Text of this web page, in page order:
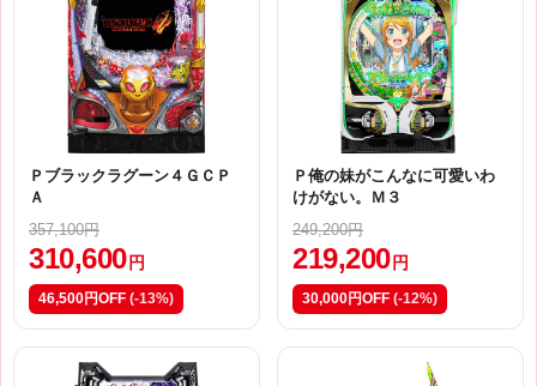
Ｐブラックラグーン４ＧＣＰ
Ａ
357,100円
310,600 円
46,500円OFF (-13%)
Ｐ俺の妹がこんなに可愛いわ
けがない。Ｍ３
249,200円
219,200 円
30,000円OFF (-12%)